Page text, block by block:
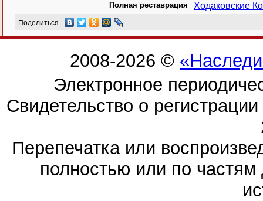
Полная реставрация Ходаковские
Поделиться
2008-2026 ©
Электронное
Свидетельство о
Перепечатка или
полностью или по частям